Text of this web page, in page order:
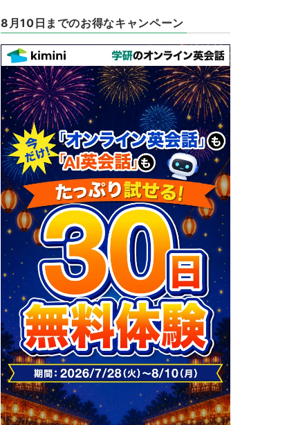
8月10日までのお得なキャンペーン